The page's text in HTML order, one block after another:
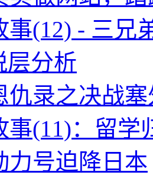
事(12) - 三兄
层分析
仇录之决战
事(11)：留学
力号迫降日本